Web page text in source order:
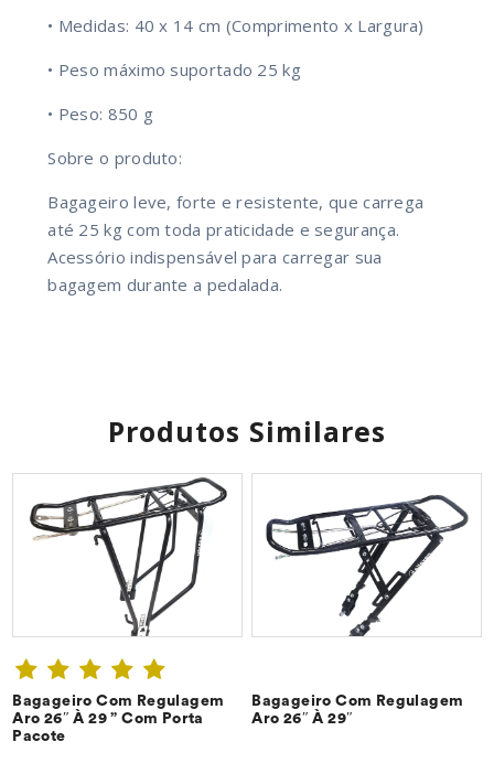
• Medidas: 40 x 14 cm (Comprimento x Largura)
• Peso máximo suportado 25 kg
• Peso: 850 g
Sobre o produto:
Bagageiro leve, forte e resistente, que carrega
até 25 kg com toda praticidade e segurança.
Acessório indispensável para carregar sua
bagagem durante a pedalada.
Produtos Similares
CONFIRA ➔
Bagageiro Com Regulagem
Aro 26″ À 29 ” Com Porta
Pacote
CONFIRA ➔
Bagageiro Com Regulagem
Aro 26″ À 29″